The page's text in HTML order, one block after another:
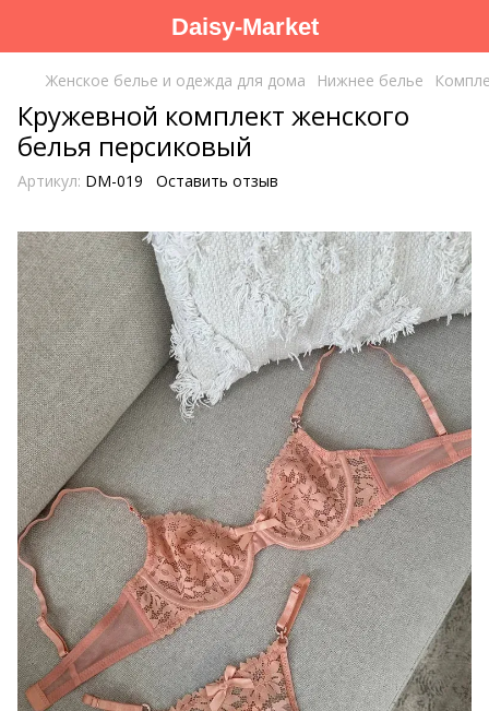
Daisy-Market
Женское белье и одежда для дома Нижнее белье
Кружевной комплект женского
белья персиковый
Артикул: DM-019 Оставить отзыв